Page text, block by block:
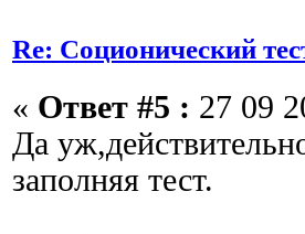
Re: Соционический
« Ответ #5 : 27 09
Да
заполняя тест.